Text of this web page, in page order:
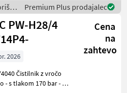
zum leichten
Premium Plus prodajalec
PW-H28/4
Cena
na
zahtevo
2026
z vročo
- s tlakom 170 bar - s